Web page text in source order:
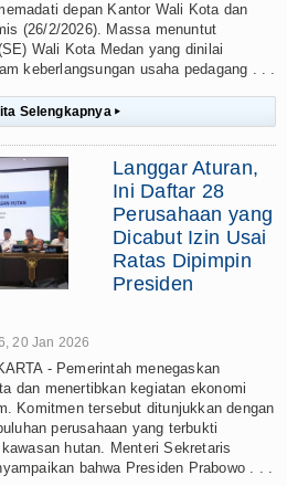
depan Kantor Wali Kota dan
(26/2/2026). Massa menuntut
Wali Kota Medan yang dinilai
keberlangsungan usaha pedagang . . .
Selengkapnya ▸
Langgar Aturan,
Ini Daftar 28
Perusahaan yang
Dicabut Izin Usai
Ratas Dipimpin
Presiden
20 Jan 2026
- Pemerintah menegaskan
dan menertibkan kegiatan ekonomi
Komitmen tersebut ditunjukkan dengan
perusahaan yang terbukti
hutan. Menteri Sekretaris
bahwa Presiden Prabowo . . .